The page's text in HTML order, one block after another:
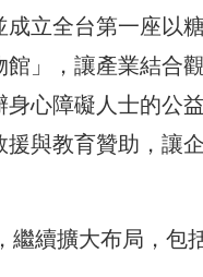
成立全台第一座以
館」，讓產業結合
身心障礙人士的公
援與教育贊助，讓
繼續擴大布局，包